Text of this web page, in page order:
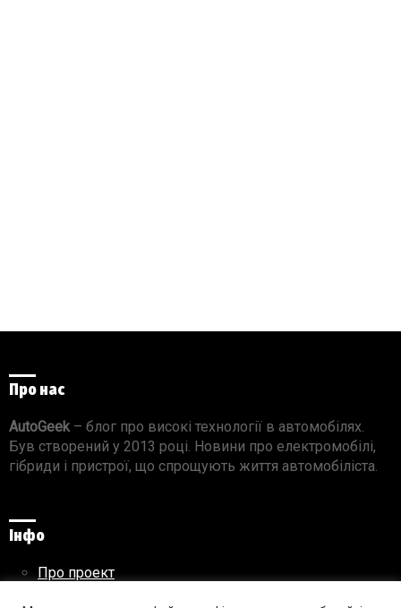
Про нас
AutoGeek– блог про високі технології в автомобілях.
Був створений у 2013 році. Новини про електромобілі,
гібриди і пристрої, що спрощують життя автомобіліста.
Інфо
Про проект